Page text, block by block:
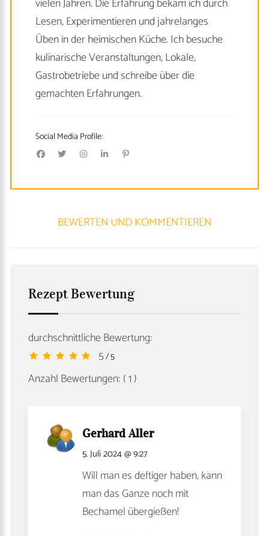
vielen Jahren. Die Erfahrung bekam ich durch
Lesen, Experimentieren und jahrelanges
Üben in der heimischen Küche. Ich besuche
kulinarische Veranstaltungen, Lokale,
Gastrobetriebe und schreibe über die
gemachten Erfahrungen.
Social Media Profile:
BEWERTEN UND KOMMENTIEREN
Rezept Bewertung
durchschnittliche Bewertung:
5/ 5
Anzahl Bewertungen: ( 1 )
Gerhard Aller
5. Juli 2024 @ 9:27
Will man es deftiger haben, kann
man das Ganze noch mit
Bechamel übergießen!